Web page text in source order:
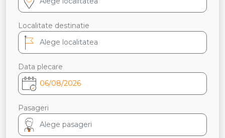
Localitate destinatie
Data plecare
Pasageri